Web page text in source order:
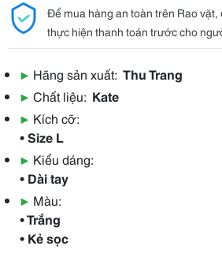
Để mua hàng an toàn trên Rao
thực hiện thanh toán trước cho
▶ Hãng sản xuất: Thu Trang
▶ Chất liệu: Kate
▶ Kích cỡ:
• Size L
▶ Kiểu dáng:
• Dài tay
▶ Màu:
• Trắng
• Kẻ sọc